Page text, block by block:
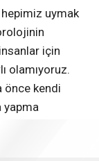
hepimiz uymak
için
olamıyoruz.
önce kendi
yapma